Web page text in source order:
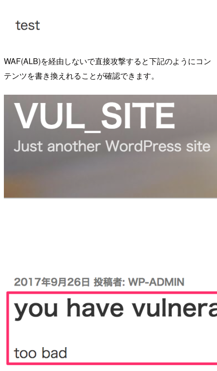
WAF(ALB)を経由しないで直接攻撃すると下記のようにコン
テンツを書き換えれることが確認できます。